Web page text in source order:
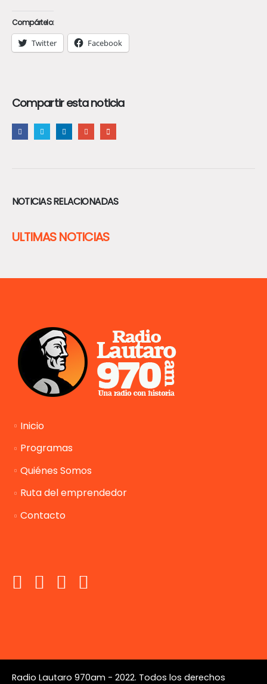
Compártelo:
Twitter Facebook
Compartir esta noticia
NOTICIAS RELACIONADAS
ULTIMAS NOTICIAS
Inicio
Programas
Quiénes Somos
Ruta del emprendedor
Contacto
Radio Lautaro 970am - 2022. Todos los derechos